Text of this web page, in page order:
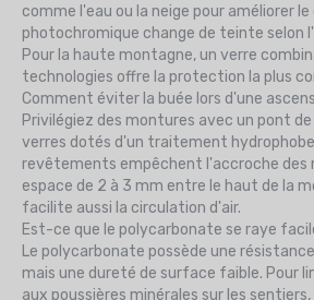
comme l'eau ou la neige pour améliorer
photochromique change de teinte selon
Pour la haute montagne, un verre
technologies offre la protection la plus
Comment éviter la buée lors d'une
Privilégiez des montures avec un pont
verres dotés d'un traitement
revêtements empêchent l'accroche des
espace de 2 à 3 mm entre le haut de la
facilite aussi la circulation d'air.
Est-ce que le polycarbonate se raye
Le polycarbonate possède une
mais une dureté de surface faible. Pour
aux poussières minérales sur les